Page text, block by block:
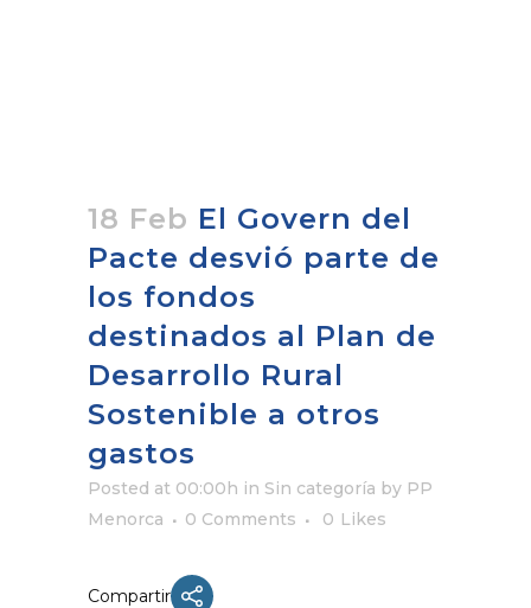
18 Feb El Govern del
Pacte desvió parte de
los fondos
destinados al Plan de
Desarrollo Rural
Sostenible a otros
gastos
Posted at 00:00h in Sin categoría by PP
Menorca
0 Comments 0 Likes
Compartir